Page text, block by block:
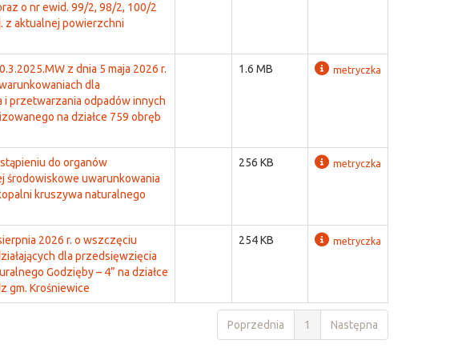
o nr ewid. 99/2, 98/2, 100/2
z aktualnej powierzchni
z dnia 5 maja 2026 r.
dla
przetwarzania odpadów innych
na działce 759 obręb
1.6 MB metryczka
do organów
środowiskowe uwarunkowania
kruszywa naturalnego
256 KB metryczka
2026 r. o wszczęciu
dla przedsięwzięcia
Godzięby – 4” na działce
gm. Krośniewice
254 KB metryczka
Poprzednia 1 Następna